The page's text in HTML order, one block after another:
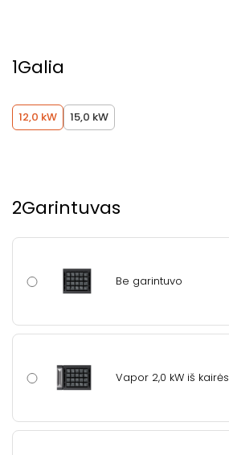
1Galia
12,0 kW 15,0 kW
2Garintuvas
Be garintuvo
Vapor 2,0 kW iš kairės